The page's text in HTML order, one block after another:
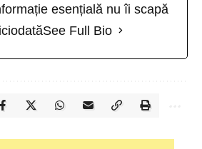
esențială nu îi scapă
See Full Bio